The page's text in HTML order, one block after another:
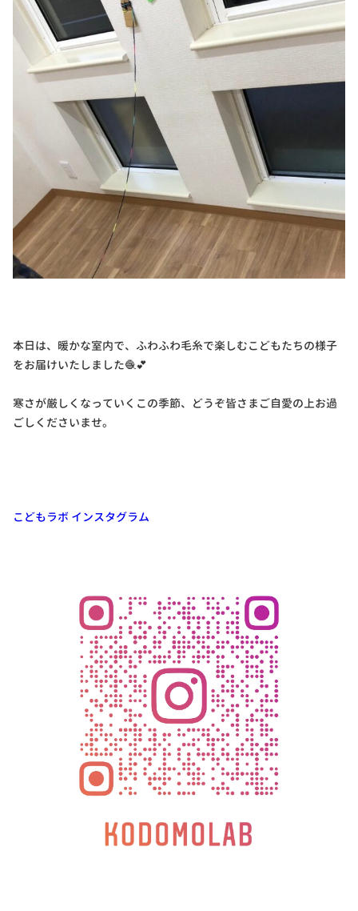
本日は、暖かな室内で、ふわふわ毛糸で楽しむこどもたちの様子
をお届けいたしました🧶💕
寒さが厳しくなっていくこの季節、どうぞ皆さまご自愛の上お過
ごしくださいませ。
こどもラボ インスタグラム